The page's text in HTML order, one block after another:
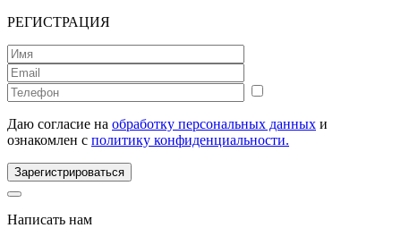
РЕГИСТРАЦИЯ
Даю согласие на обработку персональных данных и
ознакомлен с политику конфиденциальности.
Зарегистрироваться
Написать нам